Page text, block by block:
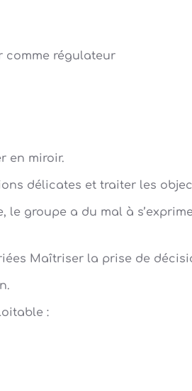
comme régulateur
en miroir.
délicates et traiter les
groupe a du mal à
Maîtriser la prise de
: